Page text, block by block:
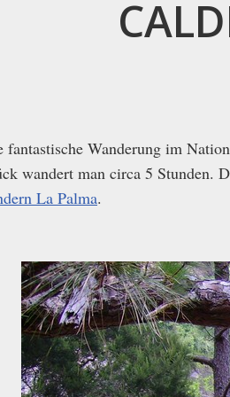
fantastische Wanderung im
wandert man circa 5 Stunden.
La Palma.